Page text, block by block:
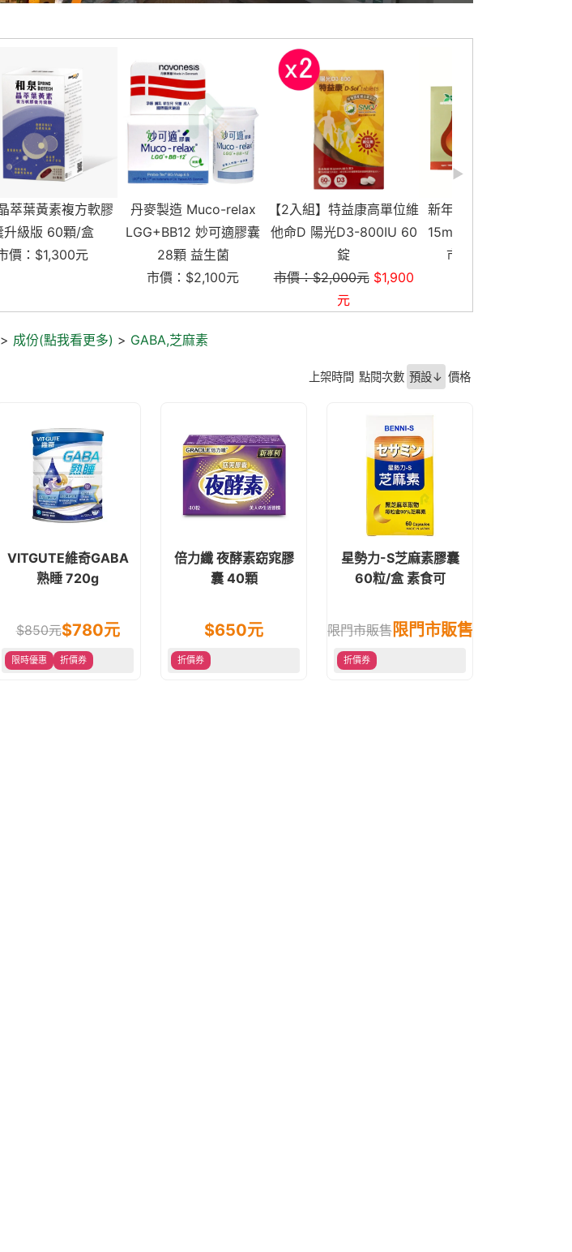
丹麥製造 Muco-relax
LGG+BB12 妙可適膠囊
28顆 益生菌
【2入組】特益康高單位維
他命D 陽光D3-800IU 60
錠
市價：$2,000元
$1,900
新年送禮 樂活四季補精
15ml x 60瓶/盒 素食可
市價：$3,200元
> 成份(點我看更多) > GABA,芝麻素
上架時間 點閱次數 預設↓ 價格
VITGUTE維奇GABA
熟睡 720g
$850元$780元
限時優惠 折價券
倍力纖 夜酵素窈窕膠
囊 40顆
$650元
折價券
星勢力-S芝麻素膠囊
60粒/盒 素食可
限門市販售限門市販售
折價券